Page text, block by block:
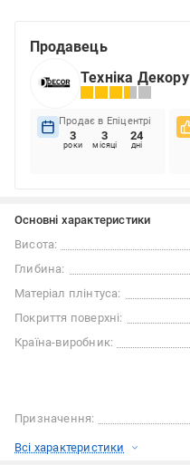
Продавець
Техніка Декору
Продає в Епіцентрі
3
роки
3
місяці
24
дні
Основні характеристики
Висота:
Глибина:
Матеріал плінтуса:
Покриття поверхні:
Країна-виробник:
Призначення:
Всі характеристики